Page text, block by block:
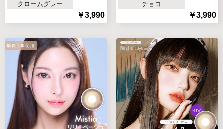
つ)】クロームグレー
￥3,990
チョコ
￥3,990